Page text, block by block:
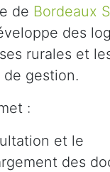
de Bordeaux
des
rurales et
de gestion.
:
et le
des